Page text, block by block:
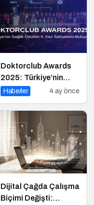
Doktorclub Awards
2025: Türkiye’nin
Sağlık Ödülleri 9. Kez
Haberler 4 ay önce
Dijital Çağda Çalışma
Biçimi Değişti: